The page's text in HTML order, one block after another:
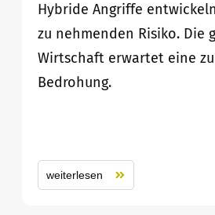
Hybride Angriffe
zu nehmenden Risiko. Die
Wirtschaft erwartet eine
Bedrohung.
weiterlesen